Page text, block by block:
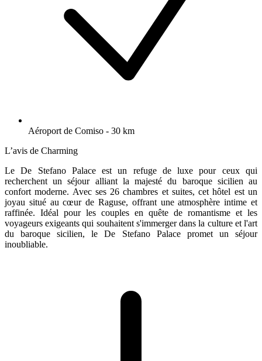
Aéroport de Comiso - 30 km
L’avis de Charming
Le De Stefano Palace est un refuge de luxe pour ceux qui
recherchent un séjour alliant la majesté du baroque sicilien au
confort moderne. Avec ses 26 chambres et suites, cet hôtel est un
joyau situé au cœur de Raguse, offrant une atmosphère intime et
raffinée. Idéal pour les couples en quête de romantisme et les
voyageurs exigeants qui souhaitent s'immerger dans la culture et l'art
du baroque sicilien, le De Stefano Palace promet un séjour
inoubliable.